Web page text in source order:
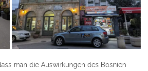
man die Auswirkungen des Bosnien